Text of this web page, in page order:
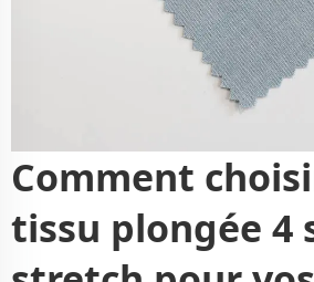
Comment
tissu plongée 4